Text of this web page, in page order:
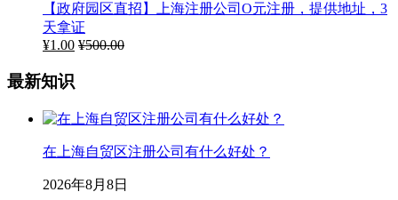
【政府园区直招】上海注册公司O元注册，提供地址，3
天拿证
¥1.00 ¥500.00
最新知识
在上海自贸区注册公司有什么好处？
2026年8月8日